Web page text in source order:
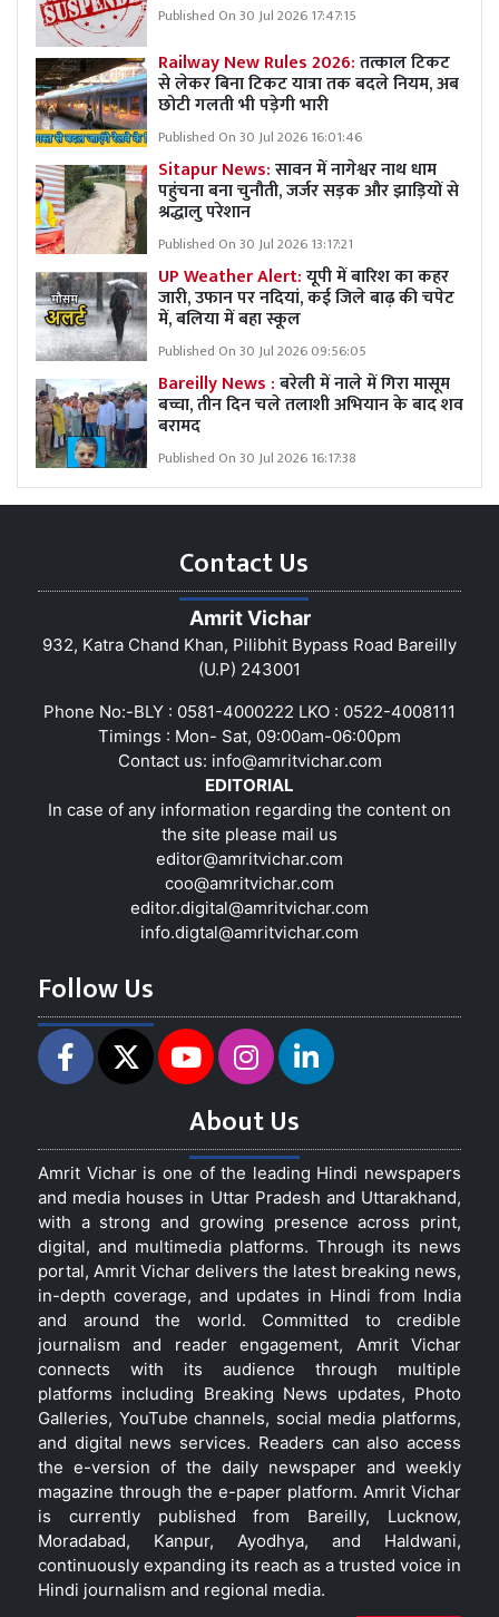
Published On 30 Jul 2026 17:47:15
Railway New Rules 2026:तत्काल टिकट
से लेकर बिना टिकट यात्रा तक बदले नियम, अब
छोटी गलती भी पड़ेगी भारी
Published On 30 Jul 2026 16:01:46
Sitapur News:सावन में नागेश्वर नाथ धाम
पहुंचना बना चुनौती, जर्जर सड़क और झाड़ियों से
श्रद्धालु परेशान
Published On 30 Jul 2026 13:17:21
UP Weather Alert:यूपी में बारिश का कहर
जारी, उफान पर नदियां, कई जिले बाढ़ की चपेट
में, बलिया में बहा स्कूल
Published On 30 Jul 2026 09:56:05
Bareilly News :बरेली में नाले में गिरा मासूम
बच्चा, तीन दिन चले तलाशी अभियान के बाद शव
बरामद
Published On 30 Jul 2026 16:17:38
Contact Us
Amrit Vichar
932, Katra Chand Khan, Pilibhit Bypass Road Bareilly
(U.P) 243001
Phone No:-BLY : 0581-4000222 LKO : 0522-4008111
Timings : Mon- Sat, 09:00am-06:00pm
Contact us: info@amritvichar.com
EDITORIAL
In case of any information regarding the content on
the site please mail us
editor@amritvichar.com
coo@amritvichar.com
editor.digital@amritvichar.com
info.digtal@amritvichar.com
Follow Us
About Us
Amrit Vichar is one of the leading Hindi newspapers
and media houses in Uttar Pradesh and Uttarakhand,
with a strong and growing presence across print,
digital, and multimedia platforms. Through its news
portal, Amrit Vichar delivers the latest breaking news,
in-depth coverage, and updates in Hindi from India
and around the world. Committed to credible
journalism and reader engagement, Amrit Vichar
connects with its audience through multiple
platforms including Breaking News updates, Photo
Galleries, YouTube channels, social media platforms,
and digital news services. Readers can also access
the e-version of the daily newspaper and weekly
magazine through the e-paper platform. Amrit Vichar
is currently published from Bareilly, Lucknow,
Moradabad, Kanpur, Ayodhya, and Haldwani,
continuously expanding its reach as a trusted voice in
Hindi journalism and regional media.